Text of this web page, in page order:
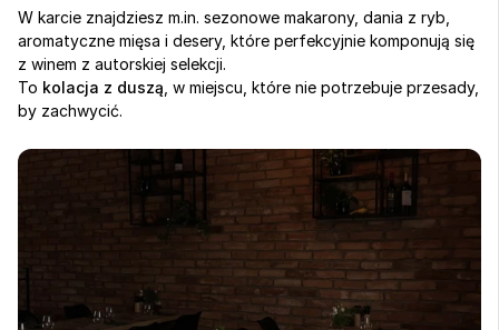
W karcie znajdziesz m.in. sezonowe makarony, dania z ryb,
aromatyczne mięsa i desery, które perfekcyjnie komponują się
z winem z autorskiej selekcji.
To kolacja z duszą , w miejscu, które nie potrzebuje przesady,
by zachwycić.